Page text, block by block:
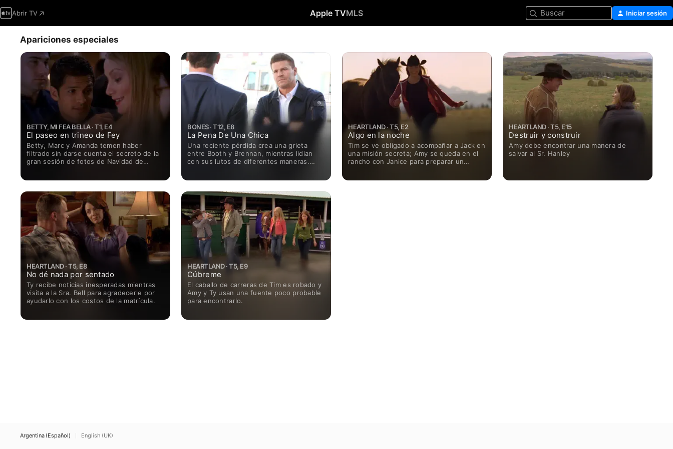
Abrir TV Apple TVMLS Buscar Iniciar sesión
Apariciones especiales
BETTY, MI FEA BELLA · T1, E4
El paseo en trineo de Fey
Betty, Marc y Amanda temen haber
filtrado sin darse cuenta el secreto de la
gran sesión de fotos de Navidad de
BONES · T12, E8
La Pena De Una Chica
Una reciente pérdida crea una grieta
entre Booth y Brennan, mientras lidian
con sus lutos de diferentes maneras.
HEARTLAND · T5, E2
Algo en la noche
Tim se ve obligado a acompañar a Jack en
una misión secreta; Amy se queda en el
rancho con Janice para preparar un
HEARTLAND · T5, E15
Destruir y construir
Amy debe encontrar una manera de
salvar al Sr. Hanley
HEARTLAND · T5, E8
No dé nada por sentado
Ty recibe noticias inesperadas mientras
visita a la Sra. Bell para agradecerle por
ayudarlo con los costos de la matrícula.
HEARTLAND · T5, E9
Cúbreme
El caballo de carreras de Tim es robado y
Amy y Ty usan una fuente poco probable
para encontrarlo.
Argentina (Español) English (UK)